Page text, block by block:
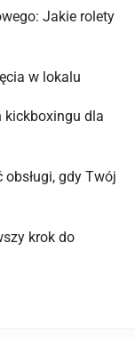
Jakie rolety
w lokalu
kickboxingu dla
gdy Twój
krok do